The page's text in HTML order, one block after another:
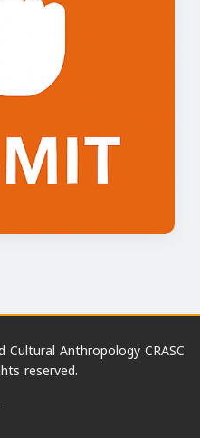
Anthropology CRASC
reserved.